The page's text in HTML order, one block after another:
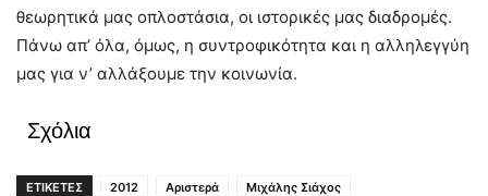
θεωρητικά μας οπλοστάσια, οι ιστορικές μας διαδρομές.
Πάνω απ’ όλα, όμως, η συντροφικότητα και η αλληλεγγύη
μας για ν’ αλλάξουμε την κοινωνία.
Σχόλια
ΕΤΙΚΕΤΕΣ 2012 Αριστερά
Μιχάλης Σιάχος